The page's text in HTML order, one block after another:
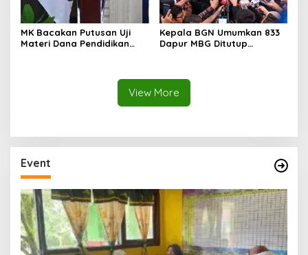
MK Bacakan Putusan Uji
Materi Dana Pendidikan
Kepala BGN Umumkan 833
Dapur MBG Ditutup
View More
Event